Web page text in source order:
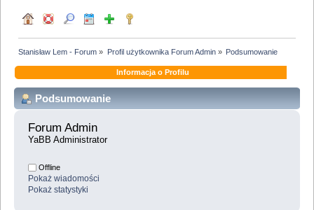
Stanisław Lem - Forum » Profil użytkownika Forum Admin» Podsumowanie
Informacja o Profilu
Podsumowanie
Forum Admin
YaBB Administrator
Offline
Pokaż wiadomości
Pokaż statystyki